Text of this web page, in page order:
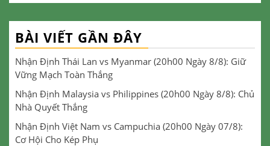
BÀI VIẾT GẦN ĐÂY
Nhận Định Thái Lan vs Myanmar (20h00 Ngày 8/8): Giữ
Vững Mạch Toàn Thắng
Nhận Định Malaysia vs Philippines (20h00 Ngày 8/8): Chủ
Nhà Quyết Thắng
Nhận Định Việt Nam vs Campuchia (20h00 Ngày 07/8):
Cơ Hội Cho Kép Phụ